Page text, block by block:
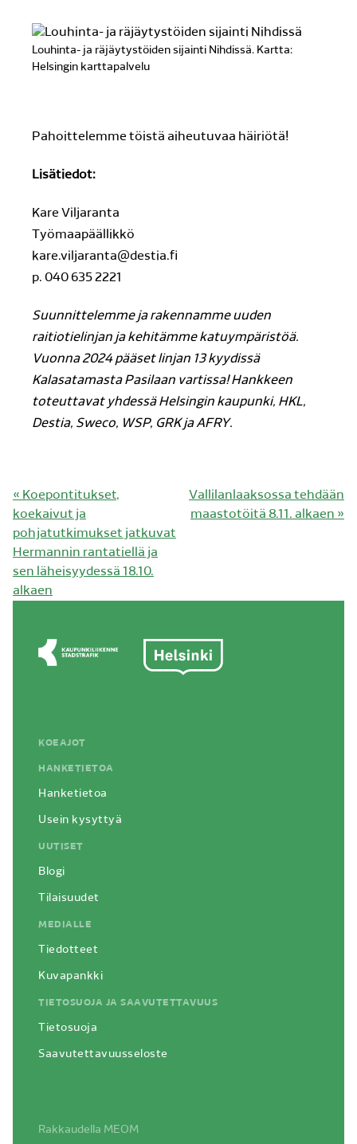
Louhinta- ja räjäytystöiden sijainti Nihdissä. Kartta:
Helsingin karttapalvelu
Pahoittelemme töistä aiheutuvaa häiriötä!
Lisätiedot:
Kare Viljaranta
Työmaapäällikkö
kare.viljaranta@destia.fi
p. 040 635 2221
Suunnittelemme ja rakennamme uuden
raitiotielinjan ja kehitämme katuympäristöä.
Vuonna 2024 pääset linjan 13 kyydissä
Kalasatamasta Pasilaan vartissa! Hankkeen
toteuttavat yhdessä Helsingin kaupunki, HKL,
Destia, Sweco, WSP, GRK ja AFRY.
« Edellinen
artikkeli:
Koepontitukset,
koekaivut ja
pohjatutkimukset jatkuvat
Hermannin rantatiellä ja
sen läheisyydessä 18.10.
alkaen
Seuraava
artikkeli:
Vallilanlaaksossa tehdään
maastotöitä 8.11. alkaen »
KOEAJOT
HANKETIETOA
Hanketietoa
Usein kysyttyä
UUTISET
Blogi
Tilaisuudet
MEDIALLE
Tiedotteet
Kuvapankki
TIETOSUOJA JA SAAVUTETTAVUUS
Tietosuoja
Saavutettavuusseloste
Rakkaudella MEOM
Siirry